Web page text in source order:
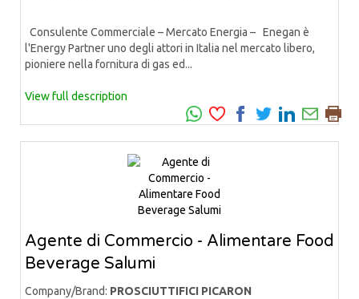
Consulente Commerciale – Mercato Energia – Enegan è
l'Energy Partner uno degli attori in Italia nel mercato libero,
pioniere nella fornitura di gas ed...
View full description
Agente di Commercio - Alimentare Food
Beverage Salumi
Company/Brand: PROSCIUTTIFICI PICARON